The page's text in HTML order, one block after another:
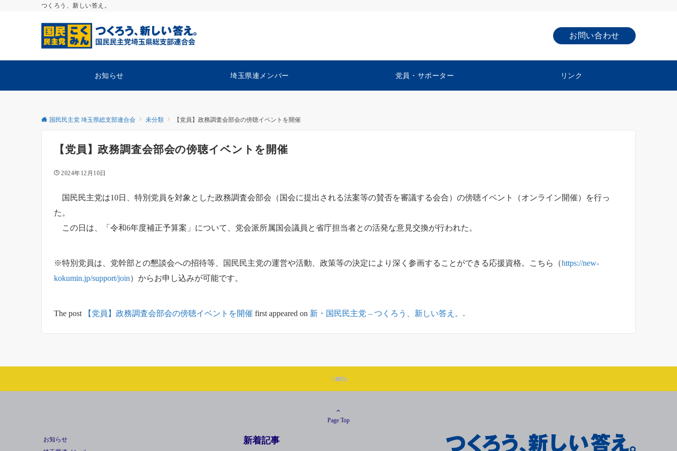
つくろう、新しい答え。
お問い合わせ
お知らせ 埼玉県連メンバー 党員・サポーター リンク
国民民主党 埼玉県総支部連合会 未分類 【党員】政務調査会部会の傍聴イベントを開催
【党員】政務調査会部会の傍聴イベントを開催
2024年12月10日
国民民主党は10日、特別党員を対象とした政務調査会部会（国会に提出される法案等の賛否を審議する会合）の傍聴イベント（オンライン開催）を行っ
た。
この日は、「令和6年度補正予算案」について、党会派所属国会議員と省庁担当者との活発な意見交換が行われた。
※特別党員は、党幹部との懇談会への招待等、国民民主党の運営や活動、政策等の決定により深く参画することができる応援資格。こちら（https://new-
kokumin.jp/support/join）からお申し込みが可能です。
The post 【党員】政務調査会部会の傍聴イベントを開催 first appeared on 新・国民民主党 – つくろう、新しい答え。 .
Page Top
お知らせ
新着記事